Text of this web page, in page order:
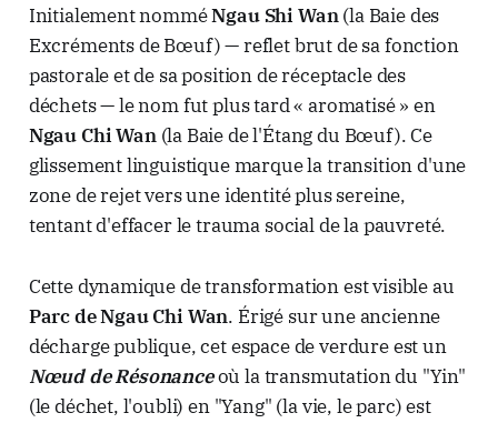
Initialement nomméNgau Shi Wan(la Baie des
Excréments de Bœuf) — reflet brut de sa fonction
pastorale et de sa position de réceptacle des
déchets — le nom fut plus tard « aromatisé » en
Ngau Chi Wan(la Baie de l'Étang du Bœuf). Ce
glissement linguistique marque la transition d'une
zone de rejet vers une identité plus sereine,
tentant d'effacer le trauma social de la pauvreté.
Cette dynamique de transformation est visible au
Parc de Ngau Chi Wan. Érigé sur une ancienne
décharge publique, cet espace de verdure est un
Nœud de Résonanceoù la transmutation du "Yin"
(le déchet, l'oubli) en "Yang" (la vie, le parc) est